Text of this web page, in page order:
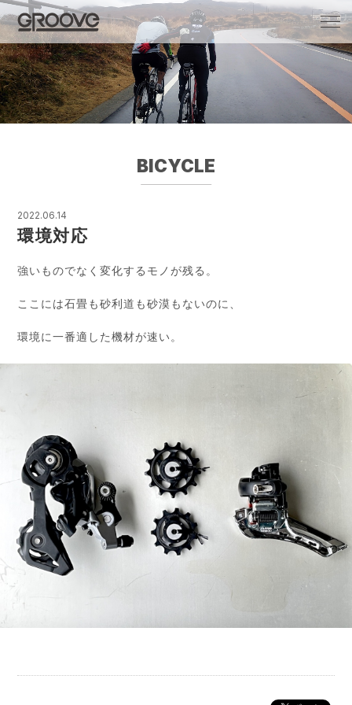
Groove 自転車 カフェ 輸入車・国産車のチ
ューニング/販売
BICYCLE
2022.06.14
環境対応
強いものでなく変化するモノが残る。
ここには石畳も砂利道も砂漠もないのに、
環境に一番適した機材が速い。